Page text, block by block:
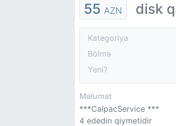
55 AZN disk
Kategoriya
Bölmə
Yeni?
Məlumat
***CalpacService ***
4 ededin qiymetidir